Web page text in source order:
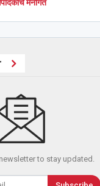
मनोगत
to stay updated.